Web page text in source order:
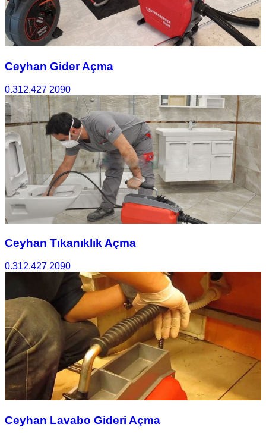
Ceyhan Gider Açma
0.312.427 2090
Ceyhan Tıkanıklık Açma
0.312.427 2090
Ceyhan Lavabo Gideri Açma